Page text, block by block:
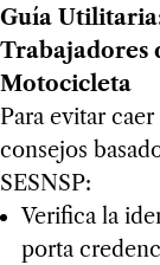
Guía
Trabajadores
Motocicleta
Para evitar caer
consejos
SESNSP:
Verifica la
porta